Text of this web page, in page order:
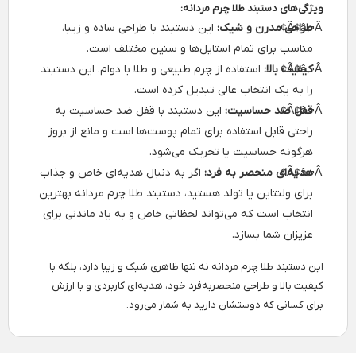
ویژگی‌های دستبند طلا چرم مردانه:
طراحی مدرن و شیک: این دستبند با طراحی ساده و زیبا،
مناسب برای تمام استایل‌ها و سنین مختلف است.
کیفیت بالا: استفاده از چرم طبیعی و طلا با دوام، این دستبند
را به یک انتخاب عالی تبدیل کرده است.
قفل ضد حساسیت: این دستبند با قفل ضد حساسیت به
راحتی قابل استفاده برای تمام پوست‌ها است و مانع از بروز
هرگونه حساسیت یا تحریک می‌شود.
هدیه‌ای منحصر به فرد: اگر به دنبال هدیه‌ای خاص و جذاب
برای ولنتاین یا تولد هستید، دستبند طلا چرم مردانه بهترین
انتخاب است که می‌تواند لحظاتی خاص و به یاد ماندنی برای
عزیزان شما بسازد.
این دستبند طلا چرم مردانه نه تنها ظاهری شیک و زیبا دارد، بلکه با
کیفیت بالا و طراحی منحصربه‌فرد خود، هدیه‌ای کاربردی و با ارزش
برای کسانی که دوستشان دارید به شمار می‌رود.